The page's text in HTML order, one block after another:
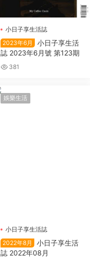
小日子享生活誌
2023年6月
小日子享生活
誌 2023年6月號 第123期
381
娛樂生活
小日子享生活誌
2022年8月
小日子享生活
誌 2022年08月